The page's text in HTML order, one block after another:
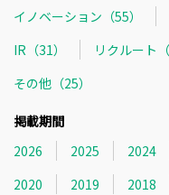
イノベーション（55）
IR（31）
リクルート（
その他（25）
掲載期間
2026
2025 2024
2020
2019 2018